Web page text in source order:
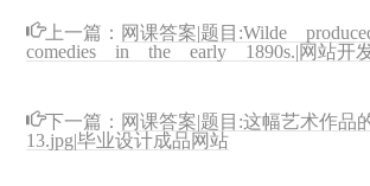
上一篇： 网课答案|题目:Wilde
comedies in the early 1890s.|网站开
下一篇： 网课答案|题目:这幅艺术作品
13.jpg|毕业设计成品网站